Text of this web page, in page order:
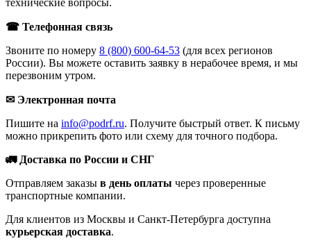
технические вопросы.
☎ Телефонная связь
Звоните по номеру 8 (800) 600-64-53 (для всех регионов
России). Вы можете оставить заявку в нерабочее время, и мы
перезвоним утром.
✉ Электронная почта
Пишите на info@podrf.ru. Получите быстрый ответ. К письму
можно прикрепить фото или схему для точного подбора.
🚛 Доставка по России и СНГ
Отправляем заказы в день оплаты через проверенные
транспортные компании.
Для клиентов из Москвы и Санкт-Петербурга доступна
курьерская доставка.